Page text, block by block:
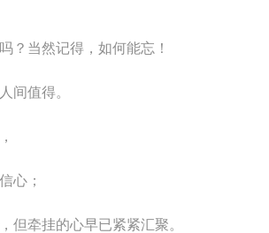
？当然记得，如何能忘！
间值得。
心；
但牵挂的心早已紧紧汇聚。